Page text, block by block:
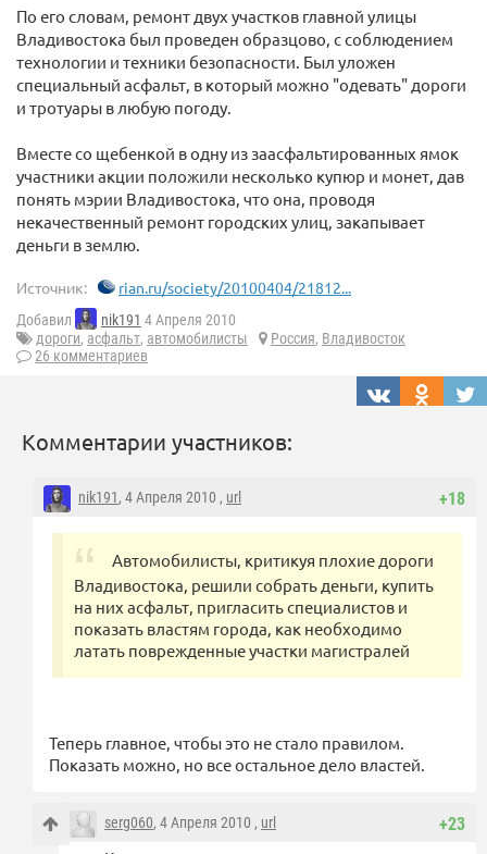
По его словам, ремонт двух участков главной улицы
Владивостока был проведен образцово, с соблюдением
технологии и техники безопасности. Был уложен
специальный асфальт, в который можно "одевать" дороги
и тротуары в любую погоду.
Вместе со щебенкой в одну из заасфальтированных ямок
участники акции положили несколько купюр и монет, дав
понять мэрии Владивостока, что она, проводя
некачественный ремонт городских улиц, закапывает
деньги в землю.
Источник: rian.ru/society/20100404/21812...
Добавил nik191 4 Апреля 2010
дороги, асфальт, автомобилисты Россия, Владивосток
26 комментариев
Комментарии участников:
+18
nik191, 4 Апреля 2010 , url
Автомобилисты, критикуя плохие дороги
Владивостока, решили собрать деньги, купить
на них асфальт, пригласить специалистов и
показать властям города, как необходимо
латать поврежденные участки магистралей
Теперь главное, чтобы это не стало правилом.
Показать можно, но все остальное дело властей.
+23
serg060, 4 Апреля 2010 , url